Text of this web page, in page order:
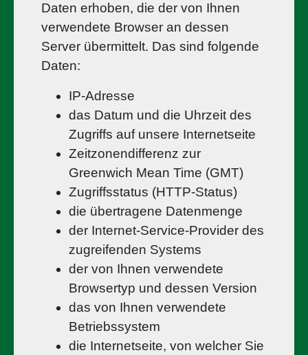
Daten erhoben, die der von Ihnen
verwendete Browser an dessen
Server übermittelt. Das sind folgende
Daten:
IP-Adresse
das Datum und die Uhrzeit des
Zugriffs auf unsere Internetseite
Zeitzonendifferenz zur
Greenwich Mean Time (GMT)
Zugriffsstatus (HTTP-Status)
die übertragene Datenmenge
der Internet-Service-Provider des
zugreifenden Systems
der von Ihnen verwendete
Browsertyp und dessen Version
das von Ihnen verwendete
Betriebssystem
die Internetseite, von welcher Sie